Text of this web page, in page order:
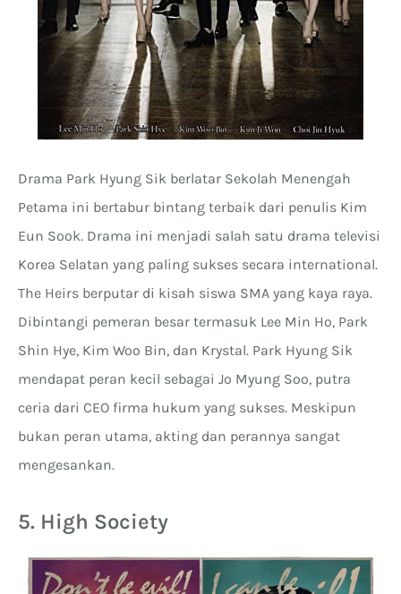
Drama Park Hyung Sik berlatar Sekolah Menengah
Petama ini bertabur bintang terbaik dari penulis Kim
Eun Sook. Drama ini menjadi salah satu drama televisi
Korea Selatan yang paling sukses secara international.
The Heirs berputar di kisah siswa SMA yang kaya raya.
Dibintangi pemeran besar termasuk Lee Min Ho, Park
Shin Hye, Kim Woo Bin, dan Krystal. Park Hyung Sik
mendapat peran kecil sebagai Jo Myung Soo, putra
ceria dari CEO firma hukum yang sukses. Meskipun
bukan peran utama, akting dan perannya sangat
mengesankan.
5. High Society